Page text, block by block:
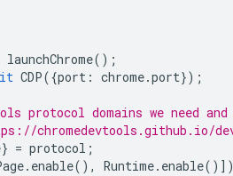
launchChrome();
CDP({port : chrome.port});
protocol domains we need and
chromedevtools.github.io/
} = protocol ;
. enable(), Runtime. enable